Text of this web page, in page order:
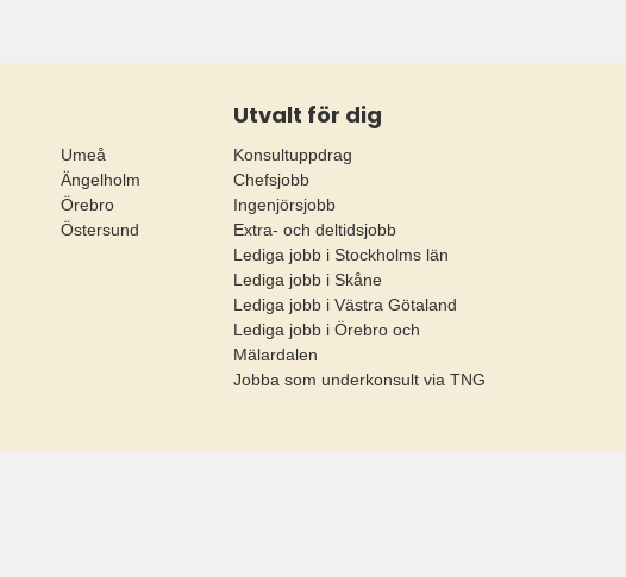
Umeå
Ängelholm
Örebro
Östersund
Utvalt för dig
Konsultuppdrag
Chefsjobb
Ingenjörsjobb
Extra- och deltidsjobb
Lediga jobb i Stockholms län
Lediga jobb i Skåne
Lediga jobb i Västra Götaland
Lediga jobb i Örebro och
Mälardalen
Jobba som underkonsult via TNG